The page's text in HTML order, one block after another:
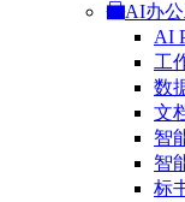
AI办
AI
工
数
文
智
智
标